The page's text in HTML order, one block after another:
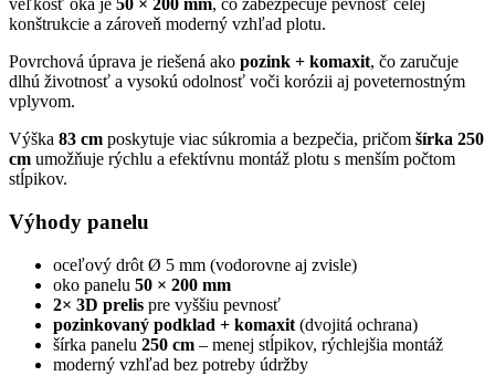
veľkosť oka je 50 × 200 mm, čo zabezpečuje pevnosť celej
konštrukcie a zároveň moderný vzhľad plotu.
Povrchová úprava je riešená ako pozink + komaxit, čo zaručuje
dlhú životnosť a vysokú odolnosť voči korózii aj poveternostným
vplyvom.
Výška 83 cm poskytuje viac súkromia a bezpečia, pričom šírka 250
cm umožňuje rýchlu a efektívnu montáž plotu s menším počtom
stĺpikov.
Výhody panelu
oceľový drôt Ø 5 mm (vodorovne aj zvisle)
oko panelu 50 × 200 mm
2× 3D prelis pre vyššiu pevnosť
pozinkovaný podklad + komaxit (dvojitá ochrana)
šírka panelu 250 cm – menej stĺpikov, rýchlejšia montáž
moderný vzhľad bez potreby údržby